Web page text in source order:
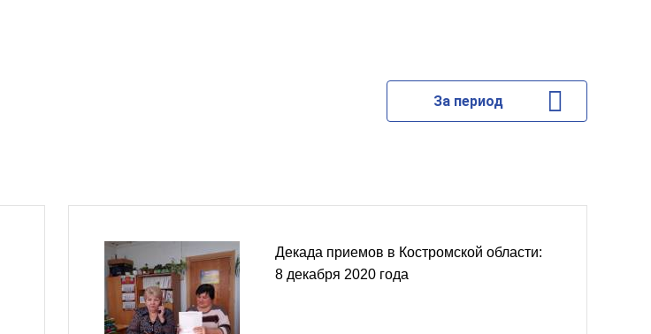
За период
Декада приемов в Костромской области:
8 декабря 2020 года